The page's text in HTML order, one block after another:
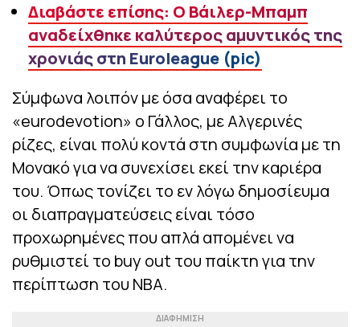
Διαβάστε επίσης: Ο Βάιλερ-Μπαμπ
αναδείχθηκε καλύτερος αμυντικός της
χρονιάς στη Euroleague (pic)
Σύμφωνα λοιπόν με όσα αναφέρει το
«eurodevotion» ο Γάλλος, με Αλγερινές
ρίζες, είναι πολύ κοντά στη συμφωνία με τη
Μονακό για να συνεχίσει εκεί την καριέρα
του. Όπως τονίζει το εν λόγω δημοσίευμα
οι διαπραγματεύσεις είναι τόσο
προχωρημένες που απλά απομένει να
ρυθμιστεί το buy out του παίκτη για την
περίπτωση του ΝΒΑ.